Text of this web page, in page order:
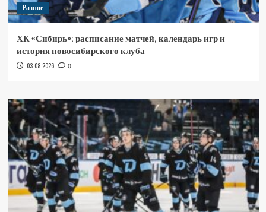
Разное
ХК «Сибирь»: расписание матчей, календарь игр и
история новосибирского клуба
03.08.2026 0